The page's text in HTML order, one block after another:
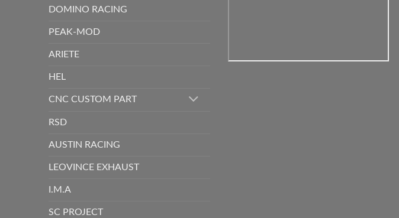
DOMINO RACING
PEAK-MOD
ARIETE
HEL
CNC CUSTOM PART
RSD
AUSTIN RACING
LEOVINCE EXHAUST
I.M.A
SC PROJECT